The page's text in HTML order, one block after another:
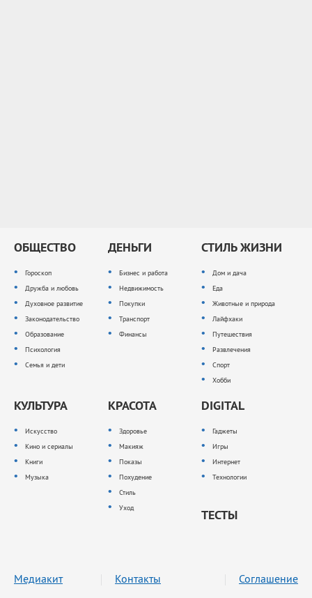
ОБЩЕСТВО
Гороскоп
Дружба и любовь
Духовное развитие
Законодательство
Образование
Психология
Семья и дети
ДЕНЬГИ
Бизнес и работа
Недвижимость
Покупки
Транспорт
Финансы
СТИЛЬ ЖИЗНИ
Дом и дача
Еда
Животные и природа
Лайфхаки
Путешествия
Развлечения
Спорт
Хобби
КУЛЬТУРА
Искусство
Кино и сериалы
Книги
Музыка
КРАСОТА
Здоровье
Макияж
Показы
Похудение
Стиль
Уход
DIGITAL
Гаджеты
Игры
Интернет
Технологии
ТЕСТЫ
Медиакит Контакты Соглашение